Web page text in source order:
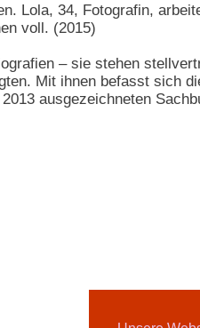
Lola, 34, Fotografin,
voll. (2015)
– sie stehen
Mit ihnen befasst sich
ausgezeichneten